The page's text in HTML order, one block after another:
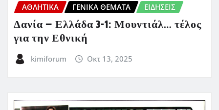
ΑΘΛΗΤΙΚΑ ΓΕΝΙΚΑ ΘΕΜΑΤΑ ΕΙΔΗΣΕΙΣ
Δανία – Ελλάδα 3-1: Μουντιάλ… τέλος
για την Εθνική
kimiforum Οκτ 13, 2025